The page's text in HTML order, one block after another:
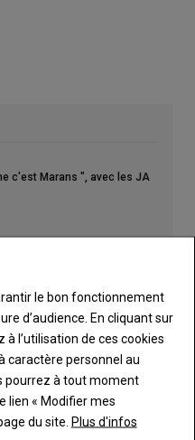
c'est Marans ", avec les JA
du vignoble charentais sur
travail mobiles : prévention
au nord de La Rochelle
le bon fonctionnement
d’audience. En cliquant sur
l’utilisation de ces cookies
caractère personnel au
pourrez à tout moment
lien « Modifier mes
du site. Plus d'infos